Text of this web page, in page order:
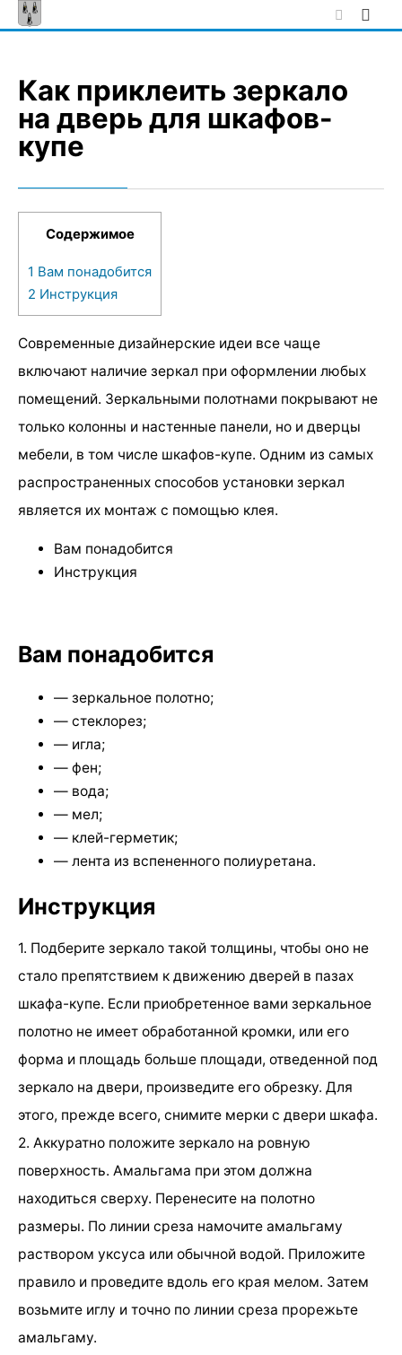
Skip
to
Как приклеить зеркало
на дверь для шкафов-
купе
Содержимое
1 Вам понадобится
2 Инструкция
Современные дизайнерские идеи все чаще
включают наличие зеркал при оформлении любых
помещений. Зеркальными полотнами покрывают не
только колонны и настенные панели, но и дверцы
мебели, в том числе шкафов-купе. Одним из самых
распространенных способов установки зеркал
является их монтаж с помощью клея.
Вам понадобится
Инструкция
Вам понадобится
— зеркальное полотно;
— стеклорез;
— игла;
— фен;
— вода;
— мел;
— клей-герметик;
— лента из вспененного полиуретана.
Инструкция
1. Подберите зеркало такой толщины, чтобы оно не
стало препятствием к движению дверей в пазах
шкафа-купе. Если приобретенное вами зеркальное
полотно не имеет обработанной кромки, или его
форма и площадь больше площади, отведенной под
зеркало на двери, произведите его обрезку. Для
этого, прежде всего, снимите мерки с двери шкафа.
2. Аккуратно положите зеркало на ровную
поверхность. Амальгама при этом должна
находиться сверху. Перенесите на полотно
размеры. По линии среза намочите амальгаму
раствором уксуса или обычной водой. Приложите
правило и проведите вдоль его края мелом. Затем
возьмите иглу и точно по линии среза прорежьте
амальгаму.